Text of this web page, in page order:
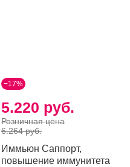
−17%
5.220 руб.
Розничная цена
6.264 руб.
Иммьюн Саппорт,
повышение иммунитета